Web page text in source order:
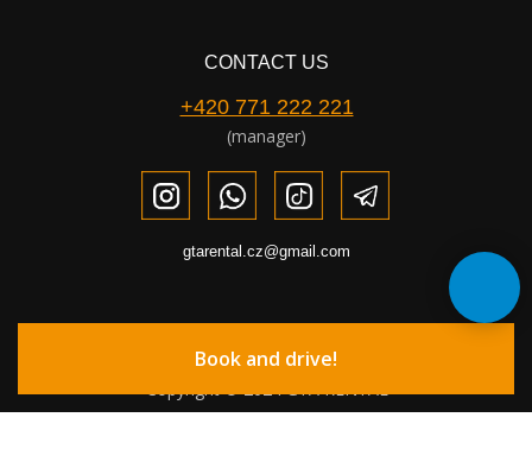
gtarental.cz@gmail.com
CONTACT US
(manager)
+420 771 222 221
Book and drive!